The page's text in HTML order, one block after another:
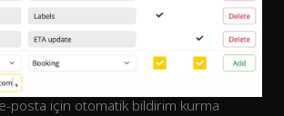
posta için otomatik bildirim kurma